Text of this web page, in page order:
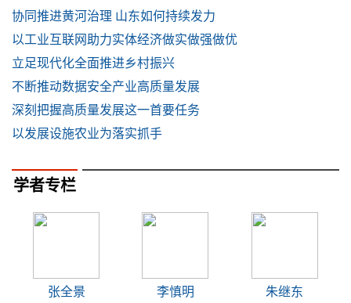
协同推进黄河治理 山东如何持续发力
以工业互联网助力实体经济做实做强做优
立足现代化全面推进乡村振兴
不断推动数据安全产业高质量发展
深刻把握高质量发展这一首要任务
以发展设施农业为落实抓手
学者专栏
张全景 李慎明 朱继东